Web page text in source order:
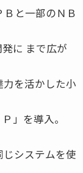
と一部のＮＢ
に まで広が
力を活かした小
」を導入。
システムを使